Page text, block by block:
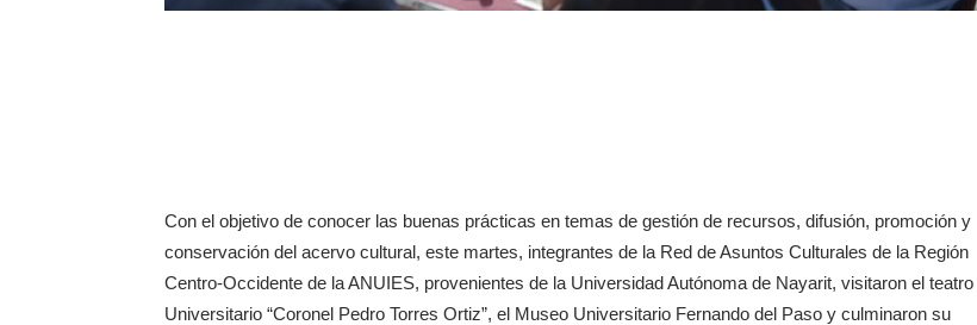
Con el objetivo de conocer las buenas prácticas en temas de gestión de recursos, difusión, promoción y
conservación del acervo cultural, este martes, integrantes de la Red de Asuntos Culturales de la Región
Centro-Occidente de la ANUIES, provenientes de la Universidad Autónoma de Nayarit, visitaron el teatro
Universitario “Coronel Pedro Torres Ortiz”, el Museo Universitario Fernando del Paso y culminaron su